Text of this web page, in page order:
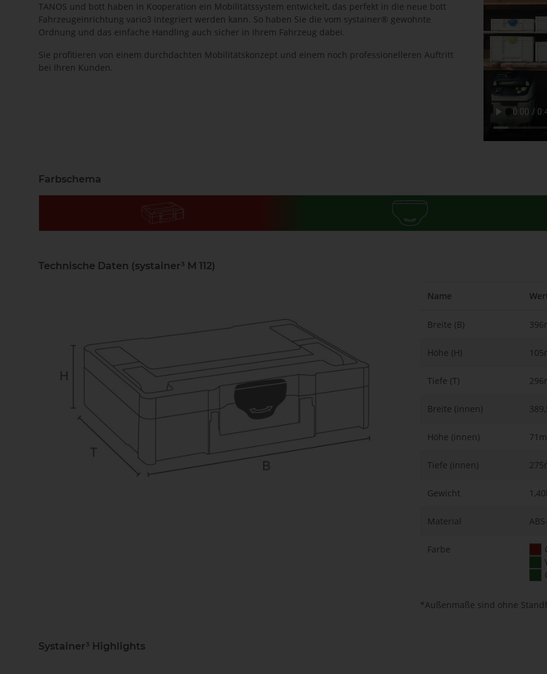
TANOS und bott haben in Kooperation ein Mobilitätssystem entwickelt, das perfekt in die neue bott
Fahrzeugeinrichtung vario3 integriert werden kann. So haben Sie die vom systainer® gewohnte
Ordnung und das einfache Handling auch sicher in Ihrem Fahrzeug dabei.
Sie profitieren von einem durchdachten Mobilitätskonzept und einem noch professionelleren Auftritt
bei Ihren Kunden.
Farbschema
Technische Daten (systainer³ M 112)
Name
Breite (B)
Höhe (H)
Tiefe (T)
Breite (innen)
Höhe (innen)
Tiefe (innen)
Gewicht
Material
Farbe
*Außenmaße sind ohne
Systainer³ Highlights